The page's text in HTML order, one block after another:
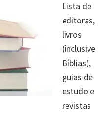
Lista de
editoras,
livros
(inclusive
Bíblias),
guias de
estudo e
revistas